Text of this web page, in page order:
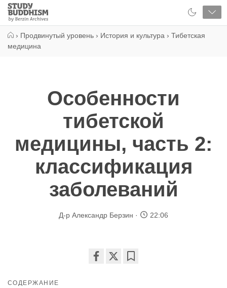
Close
Study
Buddhism
› Продвинутый уровень › История и культура › Тибетская
медицина
Особенности
тибетской
медицины, часть 2:
классификация
заболеваний
Д-р Александр Берзин 22:06
СОДЕРЖАНИЕ